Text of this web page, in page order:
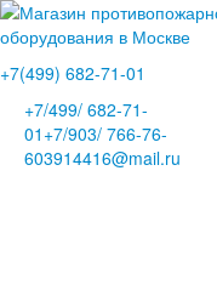
+7(499) 682-71-01
+7/499/ 682-71-
01 +7/903/ 766-76-
603914416@mail.ru